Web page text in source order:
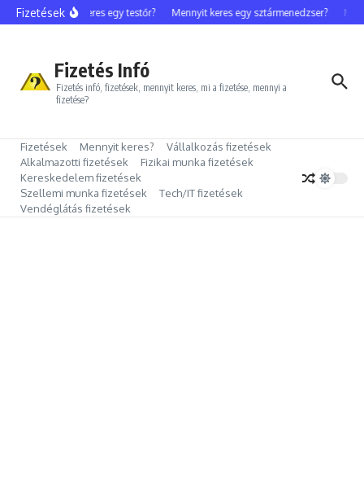
Ugrás a tartalomhoz
Fizetések
Mennyit keres egy testőr? Mennyit keres egy sztármenedzser?
Fizetés Infó
Fizetés infó, fizetések, mennyit keres, mi a fizetése, mennyi a
fizetése?
Fizetések Mennyit keres?
Vállalkozás fizetések
Alkalmazotti fizetések
Fizikai munka fizetések
Kereskedelem fizetések
Szellemi munka fizetések
Tech/IT fizetések
Vendéglátás fizetések